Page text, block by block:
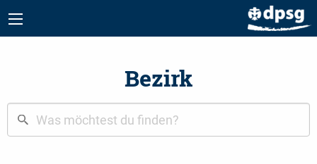
Bezirk